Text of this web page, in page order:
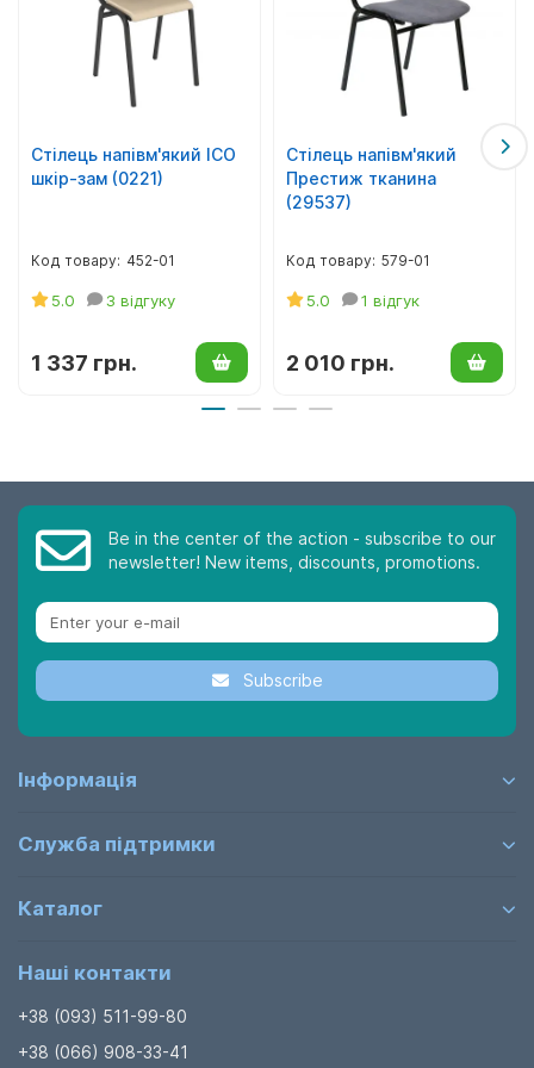
Якщо потрібна додаткова консультація, телефонуйте, ми
допоможемо, підкажемо.
Стілець напівм'який ІСО
шкір-зам (0221)
452-01
5.0 3 відгуку
1 337 грн.
Стілець напівм'який
Престиж тканина
(29537)
579-01
5.0 1 відгук
2 010 грн.
Be in the center of the action - subscribe to our
newsletter! New items, discounts, promotions.
Subscribe
Інформація
Служба підтримки
Каталог
Наші контакти
+38 (093) 511-99-80
+38 (066) 908-33-41